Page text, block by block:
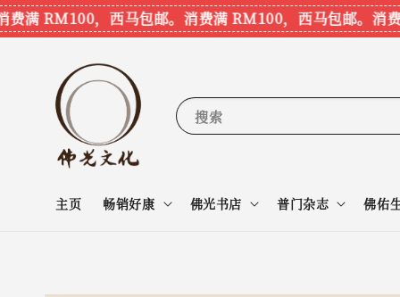
RM100，西马包邮。消费满 RM100，西马包邮。消费满
搜索
主页 畅销好康 佛光书店 普门杂志 佛佑